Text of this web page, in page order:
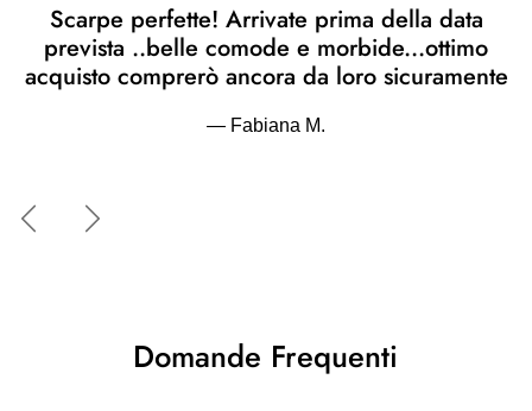
Scarpe perfette! Arrivate prima della data
prevista ..belle comode e morbide...ottimo
acquisto comprerò ancora da loro sicuramente
— Fabiana M.
IndietroAvanti
Domande Frequenti